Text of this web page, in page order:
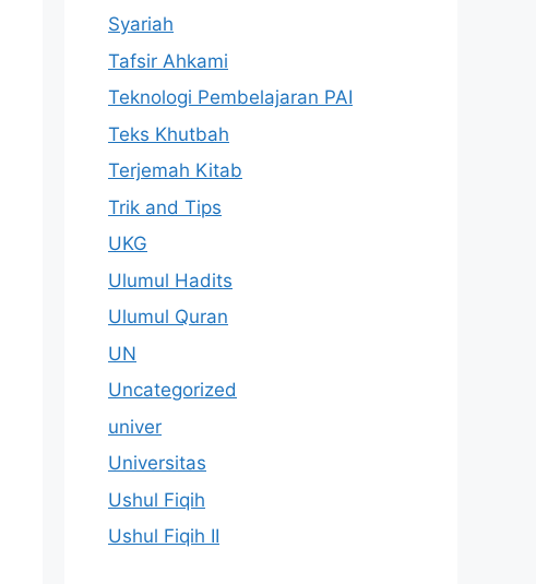
Syariah
Tafsir Ahkami
Teknologi Pembelajaran PAI
Teks Khutbah
Terjemah Kitab
Trik and Tips
UKG
Ulumul Hadits
Ulumul Quran
UN
Uncategorized
univer
Universitas
Ushul Fiqih
Ushul Fiqih II